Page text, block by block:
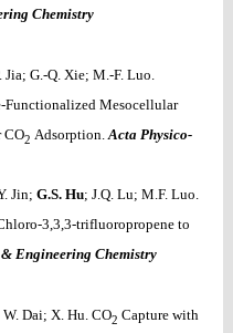
Chemistry
Jia; G.-Q. Xie; M.-F. Luo.
Functionalized Mesocellular
CO2 Adsorption. Acta Physico-
Jin; G.S. Hu; J.Q. Lu; M.F. Luo.
3,3,3-trifluoropropene to
Engineering Chemistry
W. Dai; X. Hu. CO2 Capture with